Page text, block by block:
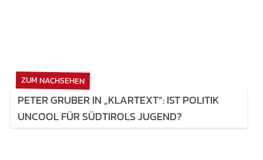
ZUM NACHSEHEN
PETER GRUBER IN „KLARTEXT“: IST POLITIK
UNCOOL FÜR SÜDTIROLS JUGEND?